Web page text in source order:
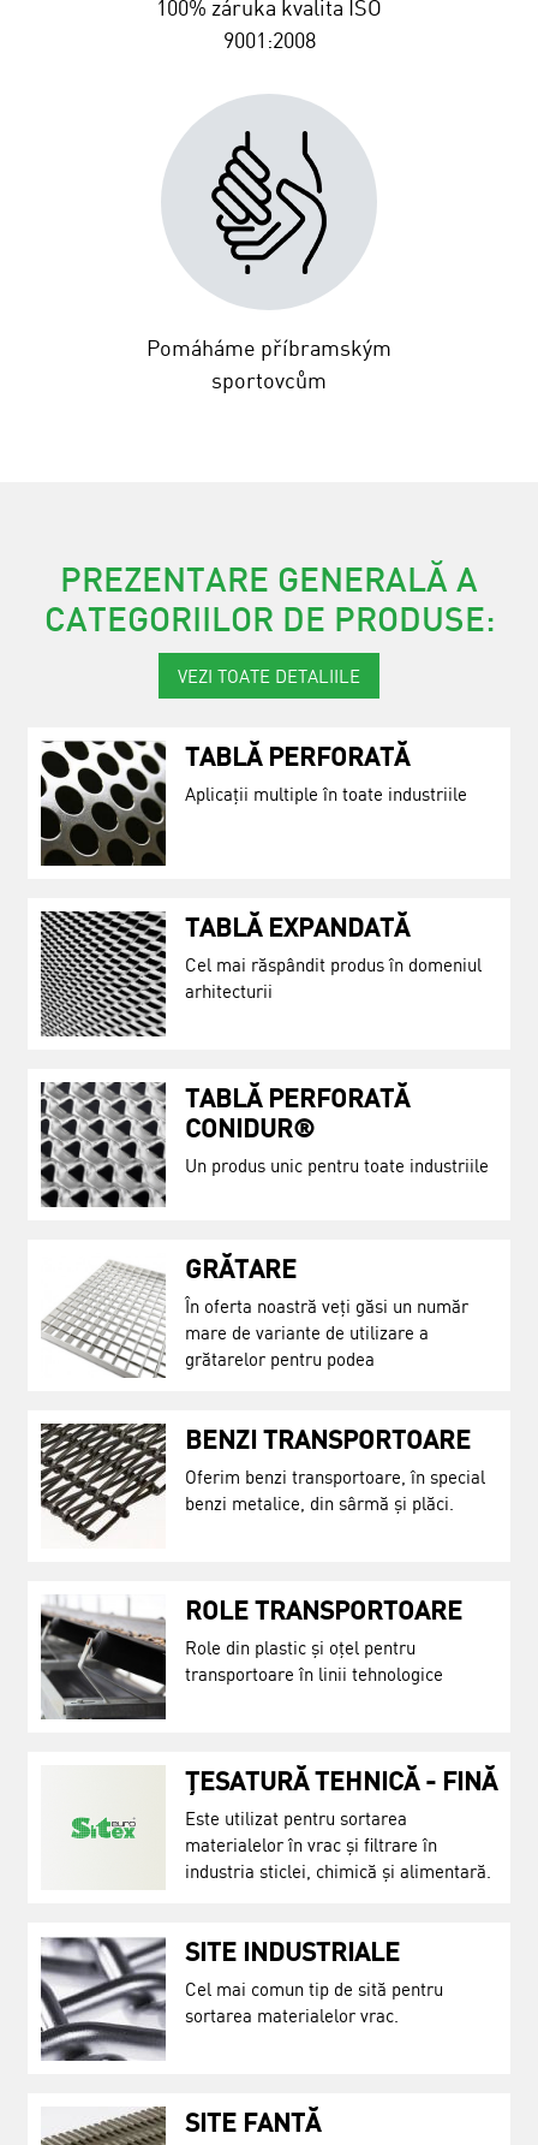
100% záruka kvalita ISO
9001:2008
Pomáháme příbramským
sportovcům
PREZENTARE GENERALĂ A
CATEGORIILOR DE PRODUSE:
VEZI TOATE DETALIILE
TABLĂ PERFORATĂ
Aplicații multiple în toate industriile
TABLĂ EXPANDATĂ
Cel mai răspândit produs în domeniul
arhitecturii
TABLĂ PERFORATĂ
CONIDUR®
Un produs unic pentru toate industriile
GRĂTARE
În oferta noastră veți găsi un număr
mare de variante de utilizare a
grătarelor pentru podea
BENZI TRANSPORTOARE
Oferim benzi transportoare, în special
benzi metalice, din sârmă și plăci.
ROLE TRANSPORTOARE
Role din plastic și oțel pentru
transportoare în linii tehnologice
ȚESATURĂ TEHNICĂ - FINĂ
Este utilizat pentru sortarea
materialelor în vrac și filtrare în
industria sticlei, chimică și alimentară.
SITE INDUSTRIALE
Cel mai comun tip de sită pentru
sortarea materialelor vrac.
SITE FANTĂ